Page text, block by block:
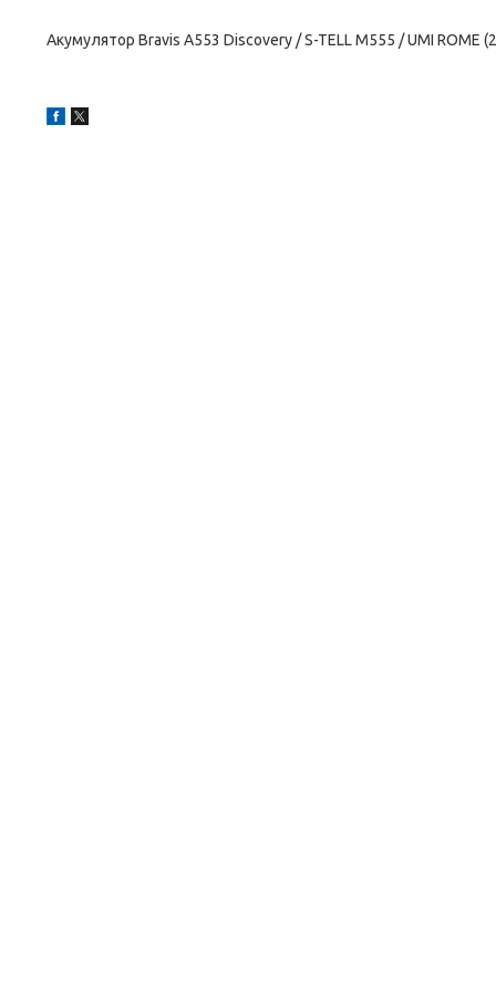
Акумулятор Bravis A553 Discovery / S-TELL M555 / UMI ROME